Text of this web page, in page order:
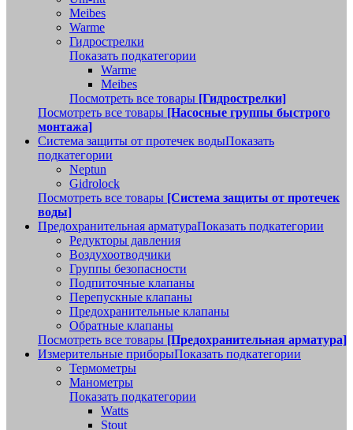
Meibes
Warme
Гидрострелки
Показать подкатегории
Warme
Meibes
Посмотреть все товары [Гидрострелки]
Посмотреть все товары [Насосные группы быстрого
монтажа]
Система защиты от протечек водыПоказать
подкатегории
Neptun
Gidrolock
Посмотреть все товары [Система защиты от протечек
воды]
Предохранительная арматураПоказать подкатегории
Редукторы давления
Воздухоотводчики
Группы безопасности
Подпиточные клапаны
Перепускные клапаны
Предохранительные клапаны
Обратные клапаны
Посмотреть все товары [Предохранительная арматура]
Измерительные приборыПоказать подкатегории
Термометры
Манометры
Показать подкатегории
Watts
Stout